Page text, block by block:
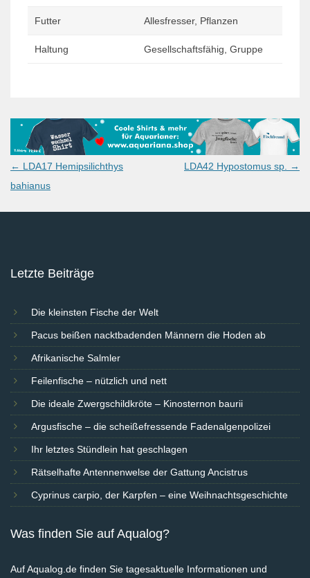
Futter Allesfresser, Pflanzen
Haltung Gesellschaftsfähig, Gruppe
Post
navigation
← LDA17 Hemipsilichthys
bahianus
LDA42 Hypostomus sp. →
Letzte Beiträge
Die kleinsten Fische der Welt
Pacus beißen nacktbadenden Männern die Hoden ab
Afrikanische Salmler
Feilenfische – nützlich und nett
Die ideale Zwergschildkröte – Kinosternon baurii
Argusfische – die scheißefressende Fadenalgenpolizei
Ihr letztes Stündlein hat geschlagen
Rätselhafte Antennenwelse der Gattung Ancistrus
Cyprinus carpio, der Karpfen – eine Weihnachtsgeschichte
Was finden Sie auf Aqualog?
Auf Aqualog.de finden Sie tagesaktuelle Informationen und